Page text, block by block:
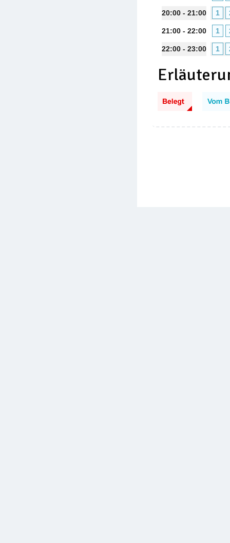
20:00 - 21:00 1
21:00 - 22:00 1
22:00 - 23:00 1